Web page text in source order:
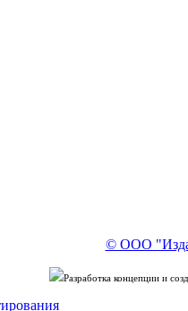
© ООО
Разработка концепции и